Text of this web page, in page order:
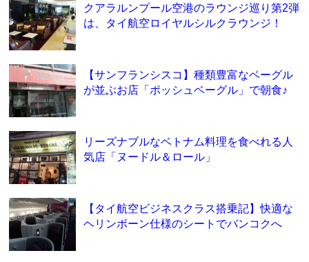
クアラルンプール空港のラウンジ巡り第2弾
は、タイ航空ロイヤルシルクラウンジ！
【サンフランシスコ】種類豊富なベーグル
が並ぶお店「ポッシュベーグル」で朝食♪
リーズナブルなベトナム料理を食べれる人
気店「ヌードル＆ロール」
【タイ航空ビジネスクラス搭乗記】快適な
ヘリンボーン仕様のシートでバンコクへ